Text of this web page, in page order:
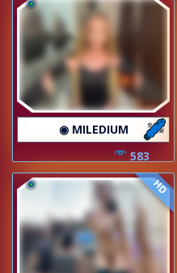
◉ MILEDIUM
583
HD